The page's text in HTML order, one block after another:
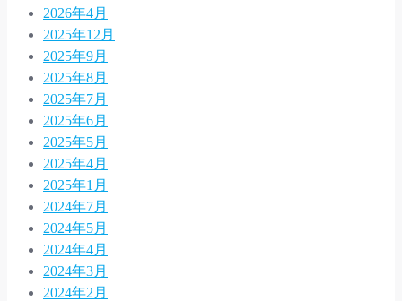
2026年4月
2025年12月
2025年9月
2025年8月
2025年7月
2025年6月
2025年5月
2025年4月
2025年1月
2024年7月
2024年5月
2024年4月
2024年3月
2024年2月